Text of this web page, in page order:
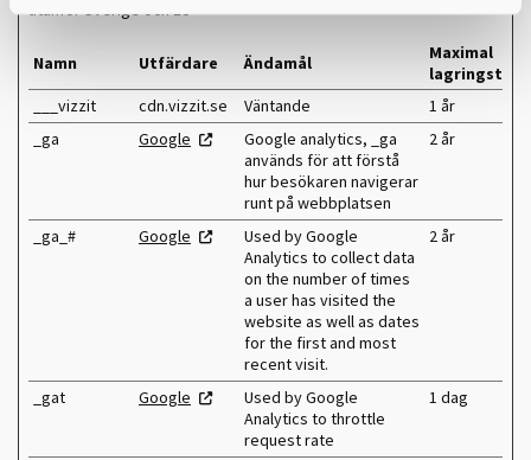
Namn Utfärdare Ändamål
Maximal
lagringstid
___vizzit
cdn.vizzit.se Väntande
1 år
_ga
Google
Google analytics, _ga
används för att förstå
hur besökaren navigerar
runt på webbplatsen
2 år
_ga_# Google
Used by Google
Analytics to collect data
on the number of times
a user has visited the
website as well as dates
for the first and most
recent visit.
2 år
_gat Google
Used by Google
Analytics to throttle
request rate
1 dag